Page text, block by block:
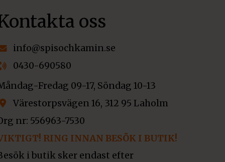
oss
info@spisochkamin.se
0430-690580
Fredag 09-17, Söndag 10-13
Värestorpsvägen 16, 312 95 Laholm
nr: 556963-7530
RING INNAN BESÖK I BUTIK!
i butik sker endast efter